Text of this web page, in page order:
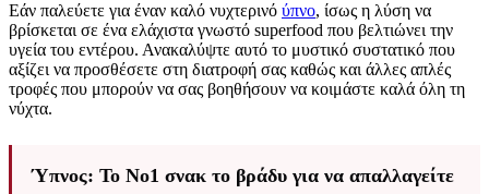
Εάν παλεύετε για έναν καλό νυχτερινό ύπνο, ίσως η λύση να
βρίσκεται σε ένα ελάχιστα γνωστό superfood που βελτιώνει την
υγεία του εντέρου. Ανακαλύψτε αυτό το μυστικό συστατικό που
αξίζει να προσθέσετε στη διατροφή σας καθώς και άλλες απλές
τροφές που μπορούν να σας βοηθήσουν να κοιμάστε καλά όλη τη
νύχτα.
Ύπνος: Το Νο1 σνακ το βράδυ για να απαλλαγείτε